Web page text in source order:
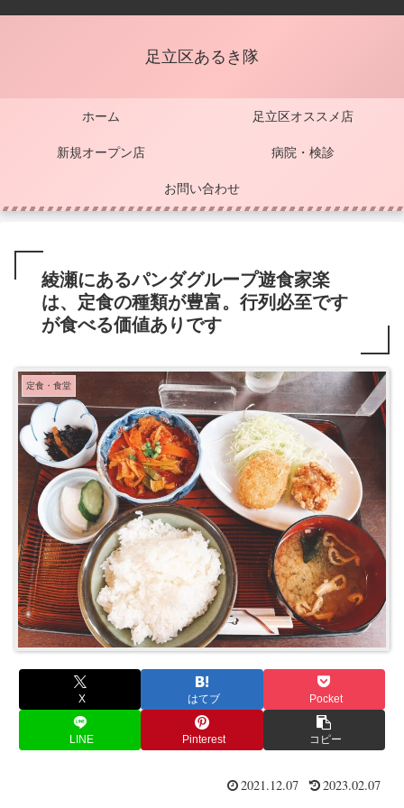
足立区あるき隊
ホーム 足立区オススメ店
新規オープン店 病院・検診
お問い合わせ
綾瀬にあるパンダグループ遊食家楽
は、定食の種類が豊富。行列必至です
が食べる価値ありです
定食・食堂
X はてブ Pocket
LINE Pinterest コピー
2021.12.07 2023.02.07